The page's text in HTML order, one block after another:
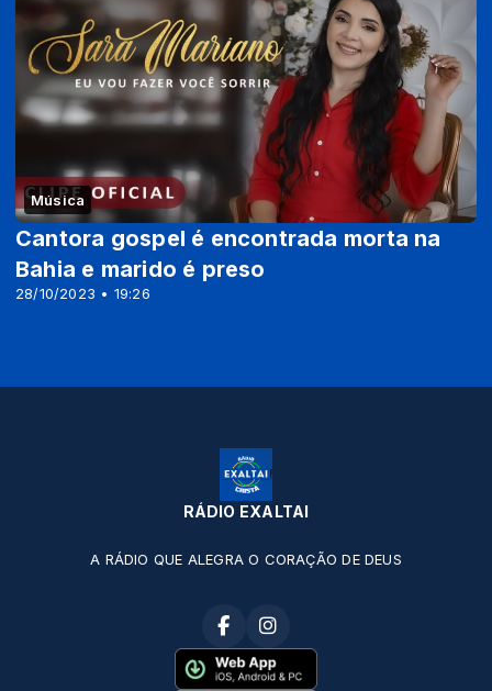
Música
28/10/2023 • 19:26
Cantora gospel é encontrada morta na
Bahia e marido é preso
RÁDIO EXALTAI
A RÁDIO QUE ALEGRA O CORAÇÃO DE DEUS